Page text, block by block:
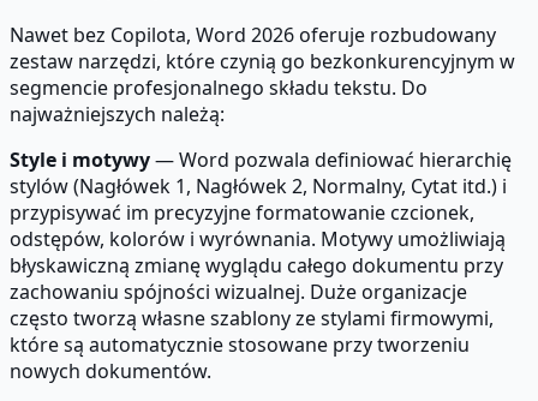
Nawet bez Copilota, Word 2026 oferuje rozbudowany
zestaw narzędzi, które czynią go bezkonkurencyjnym w
segmencie profesjonalnego składu tekstu. Do
najważniejszych należą:
Style i motywy— Word pozwala definiować hierarchię
stylów (Nagłówek 1, Nagłówek 2, Normalny, Cytat itd.) i
przypisywać im precyzyjne formatowanie czcionek,
odstępów, kolorów i wyrównania. Motywy umożliwiają
błyskawiczną zmianę wyglądu całego dokumentu przy
zachowaniu spójności wizualnej. Duże organizacje
często tworzą własne szablony ze stylami firmowymi,
które są automatycznie stosowane przy tworzeniu
nowych dokumentów.